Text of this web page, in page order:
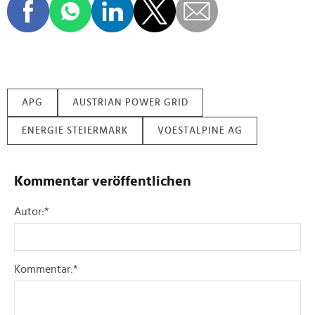
APG AUSTRIAN POWER GRID
ENERGIE STEIERMARK VOESTALPINE AG
Kommentar veröffentlichen
Autor:*
Kommentar:*